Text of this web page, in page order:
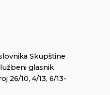
Skupštine
glasnik
26/10, 4/13, 6/13-